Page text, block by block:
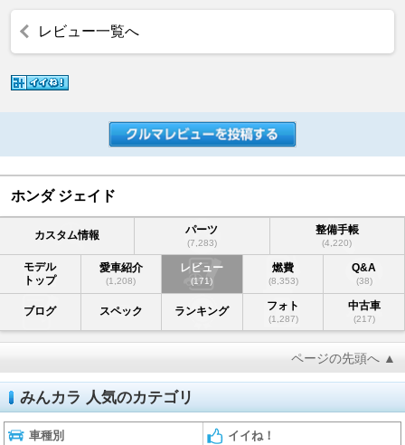
レビュー一覧へ
ホンダ ジェイド
カスタム情報 パーツ
(7,283)
整備手帳
(4,220)
モデル
トップ
愛車紹介
(1,208)
レビュー
(171)
燃費
(8,353)
Q&A
(38)
ブログ スペック ランキング フォト
(1,287)
中古車
(217)
ページの先頭へ ▲
みんカラ 人気のカテゴリ
車種別 イイね！